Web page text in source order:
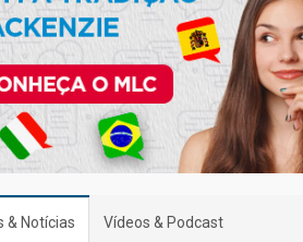
& Notícias Vídeos & Podcast